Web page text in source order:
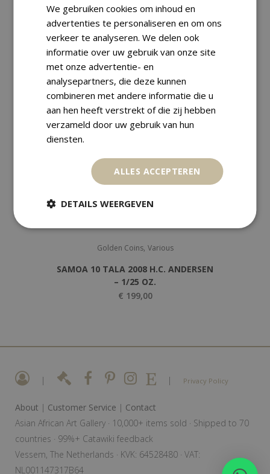
Golden Coins, Various
SAMOA 10 TALA 2008 H.C. ANDERSEN
– 1/25 OZ.
€ 199,00
| | Privacy Policy
About | Customer Service | Contact
Asian African Art Gallery · 10,000+ items sold · Shipped to 70
countries · 99%+ Catawiki feedback
Vessem, The Netherlands · KVK: 64528480 · VAT:
NL001147317B64
We gebruiken cookies om inhoud en
advertenties te personaliseren en om ons
verkeer te analyseren. We delen ook
informatie over uw gebruik van onze site
met onze advertentie- en
analysepartners, die deze kunnen
combineren met andere informatie die u
aan hen heeft verstrekt of die zij hebben
verzameld door uw gebruik van hun
diensten.
ALLES ACCEPTEREN
DETAILS WEERGEVEN